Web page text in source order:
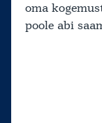
oma
poole abi